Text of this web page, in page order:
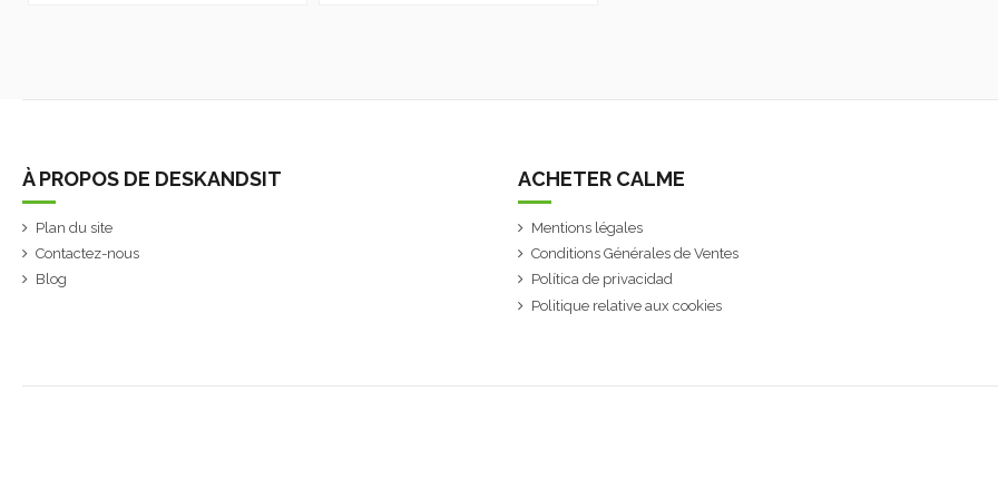
À PROPOS DE DESKANDSIT
Plan du site
Contactez-nous
Blog
ACHETER CALME
Mentions légales
Conditions Générales de Ventes
Política de privacidad
Politique relative aux cookies